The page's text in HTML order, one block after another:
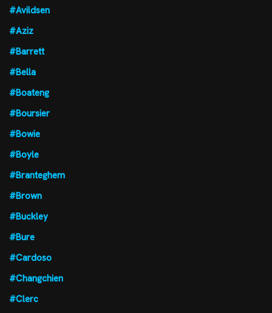
#Avildsen
#Aziz
#Barrett
#Bella
#Boateng
#Boursier
#Bowie
#Boyle
#Branteghem
#Brown
#Buckley
#Bure
#Cardoso
#Changchien
#Clerc